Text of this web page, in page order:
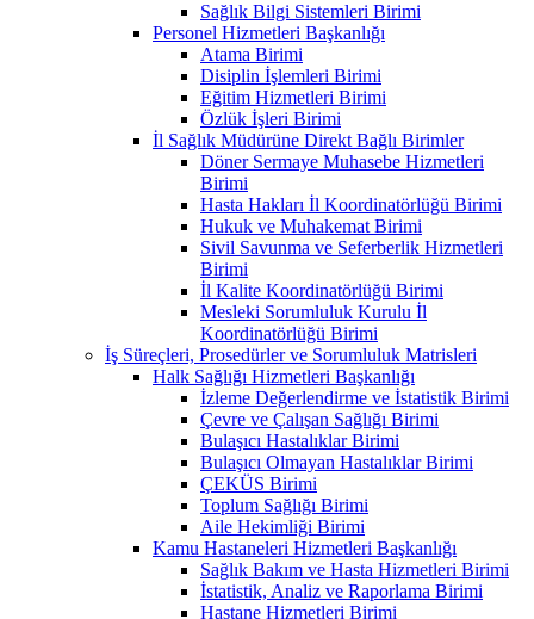
Sağlık Bilgi Sistemleri Birimi
Personel Hizmetleri Başkanlığı
Atama Birimi
Disiplin İşlemleri Birimi
Eğitim Hizmetleri Birimi
Özlük İşleri Birimi
İl Sağlık Müdürüne Direkt Bağlı Birimler
Döner Sermaye Muhasebe Hizmetleri
Birimi
Hasta Hakları İl Koordinatörlüğü Birimi
Hukuk ve Muhakemat Birimi
Sivil Savunma ve Seferberlik Hizmetleri
Birimi
İl Kalite Koordinatörlüğü Birimi
Mesleki Sorumluluk Kurulu İl
Koordinatörlüğü Birimi
İş Süreçleri, Prosedürler ve Sorumluluk Matrisleri
Halk Sağlığı Hizmetleri Başkanlığı
İzleme Değerlendirme ve İstatistik Birimi
Çevre ve Çalışan Sağlığı Birimi
Bulaşıcı Hastalıklar Birimi
Bulaşıcı Olmayan Hastalıklar Birimi
ÇEKÜS Birimi
Toplum Sağlığı Birimi
Aile Hekimliği Birimi
Kamu Hastaneleri Hizmetleri Başkanlığı
Sağlık Bakım ve Hasta Hizmetleri Birimi
İstatistik, Analiz ve Raporlama Birimi
Hastane Hizmetleri Birimi